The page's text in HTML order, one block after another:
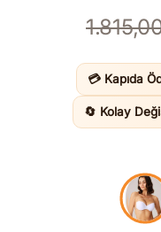
💳 Kapıda
🔄 Kolay